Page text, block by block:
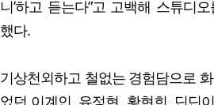
니’하고 듣는다”고 고백해 스튜디
했다.
기상천외하고 철없는 경험담으로